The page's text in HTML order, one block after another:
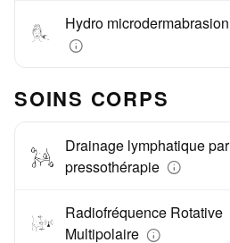
Hydro microdermabrasion
SOINS CORPS
Drainage lymphatique par
pressothérapie
Radiofréquence Rotative
Multipolaire